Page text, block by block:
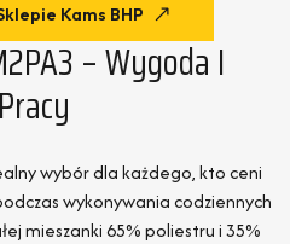
Kams BHP
– Wygoda I
wybór dla każdego, kto ceni
wykonywania codziennych
mieszanki 65% poliestru i 35%